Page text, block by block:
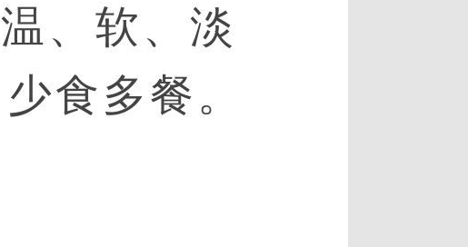
、软、淡
食多餐。